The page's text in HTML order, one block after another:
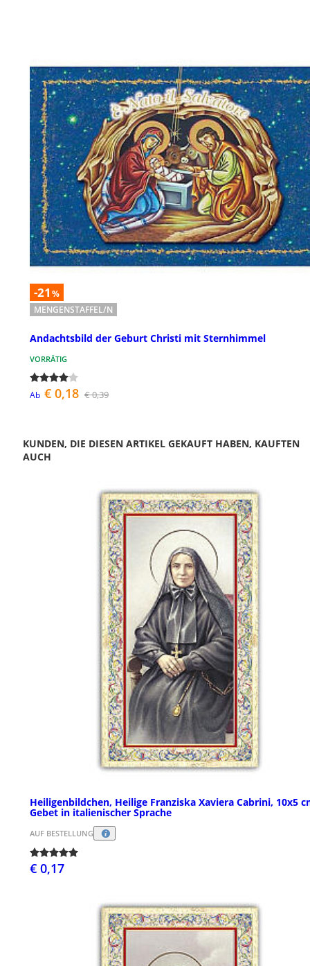
-21 %
MENGENSTAFFEL/N
Andachtsbild der Geburt Christi mit Sternhimmel
VORRÄTIG
Ab € 0,18 € 0,39
KUNDEN, DIE DIESEN ARTIKEL GEKAUFT HABEN, KAUFTEN
AUCH
Heiligenbildchen, Heilige Franziska Xaviera Cabrini, 10x5
Gebet in italienischer Sprache
AUF BESTELLUNG
€ 0,17